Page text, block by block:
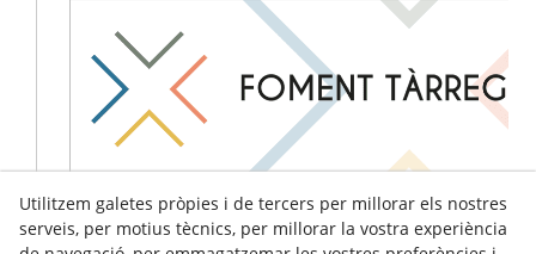
Utilitzem galetes pròpies i de tercers per millorar els nostres
serveis, per motius tècnics, per millorar la vostra experiència